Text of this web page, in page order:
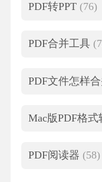
PDF转PPT (76)
PDF合并工具
PDF文件怎样
Mac版PDF格式
PDF阅读器 (58)